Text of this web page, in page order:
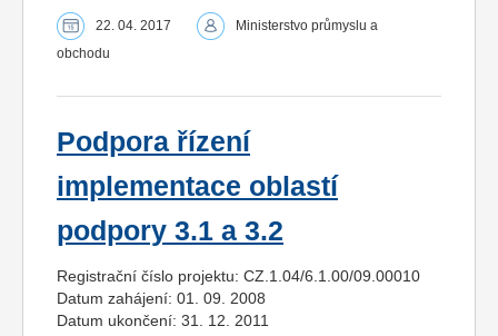
22. 04. 2017
Ministerstvo průmyslu a
obchodu
Podpora řízení
implementace oblastí
podpory 3.1 a 3.2
Registrační číslo projektu: CZ.1.04/6.1.00/09.00010
Datum zahájení: 01. 09. 2008
Datum ukončení: 31. 12. 2011